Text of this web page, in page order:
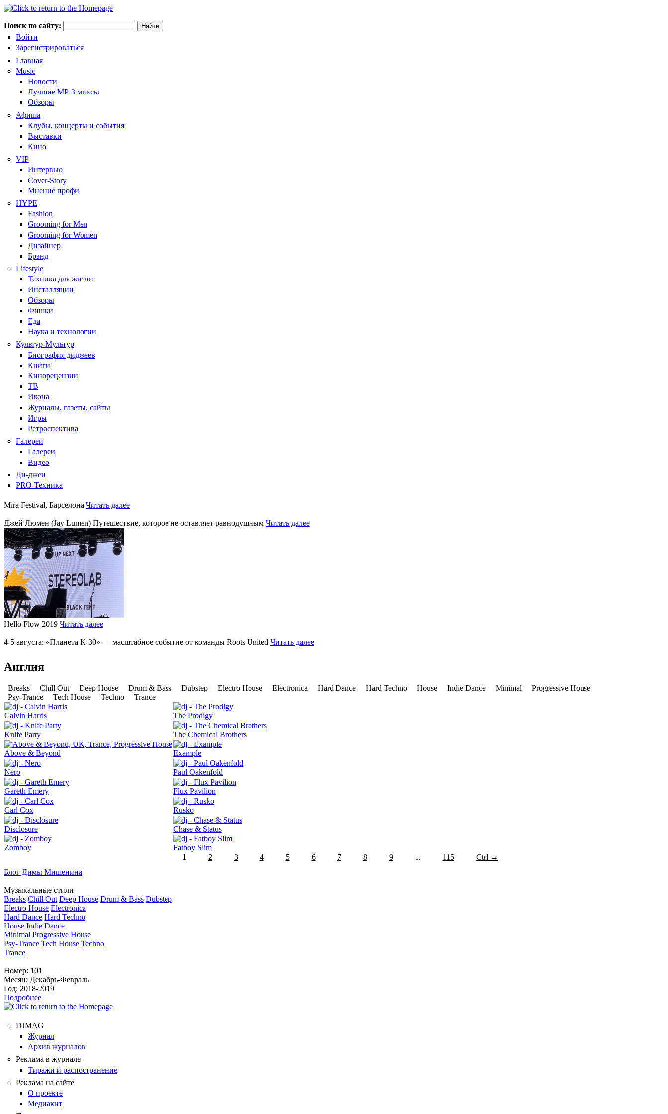
Поиск по сайту:
Войти
Зарегистрироваться
Главная
Music
Новости
Лучшие MP-3 миксы
Обзоры
Афиша
Клубы, концерты и события
Выставки
Кино
VIP
Интервью
Cover-Story
Мнение профи
HYPE
Fashion
Grooming for Men
Grooming for Women
Дизайнер
Брэнд
Lifestyle
Техника для жизни
Инсталляции
Обзоры
Фишки
Еда
Наука и технологии
Культур-Мультур
Биография диджеев
Книги
Кинорецензии
ТВ
Икона
Журналы, газеты, сайты
Игры
Ретроспектива
Галереи
Галереи
Видео
Ди-джеи
PRO-Техника
Mira Festival, Барселона Читать далее
Джей Люмен (Jay Lumen) Путешествие, которое не оставляет равнодушным Читать далее
Hello Flow 2019 Читать далее
4-5 августа: «Планета K-30» — масштабное событие от команды Roots United Читать далее
Англия
Breaks Chill Out Deep House Drum & Bass Dubstep Electro House Electronica Hard Dance Hard Techno House Indie Dance Minimal
Progressive House
Psy-Trance
Tech House Techno Trance
Calvin Harris The Prodigy
Knife Party The Chemical Brothers
Above & Beyond Example
Nero Paul Oakenfold
Gareth Emery Flux Pavilion
Carl Cox Rusko
Disclosure Chase & Status
Zomboy
Fatboy Slim
1
2 3 4 5 6 7 8 9 ... 115
Ctrl →
Блог Димы Мишенина
Музыкальные стили
Breaks Chill Out Deep House Drum & Bass Dubstep
Electro House Electronica
Hard Dance Hard Techno
House Indie Dance
Minimal Progressive House
Psy-Trance Tech House Techno
Trance
Номер: 101
Месяц: Декабрь-Февраль
Год: 2018-2019
Подробнее
DJMAG
Журнал
Архив журналов
Реклама в журнале
Тиражи и распостранение
Реклама на сайте
О проекте
Медиакит